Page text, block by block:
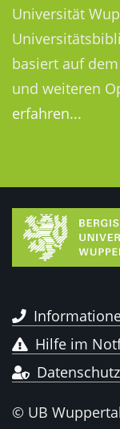
Universität
basiert auf
und weiteren
erfahren...
Hilfe im
Datenschutz
© UB Wuppertal